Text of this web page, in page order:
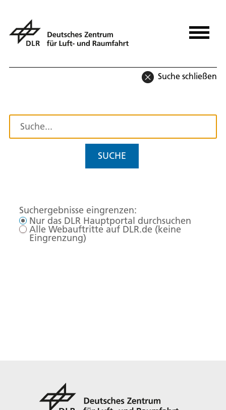
Suche schließen
SUCHE
Suchergebnisse eingrenzen:
Nur das DLR Hauptportal durchsuchen
Alle Webauftritte auf DLR.de (keine
Eingrenzung)